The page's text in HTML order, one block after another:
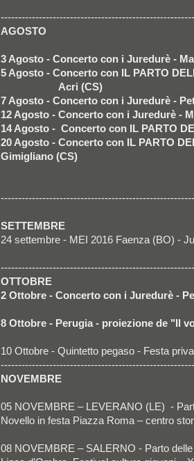
AGOSTO
3 Agosto - Concerto con i Juredurè -
5 Agosto - Concerto con IL PARTO
Acri (CS)
7 Agosto - Concerto con i Juredurè -
12 Agosto - Concerto con i Juredurè -
14 Agosto - Concerto con IL PARTO
20 Agosto -Concerto con IL PARTO
Gimigliano (CS)
SETTEMBRE
24 settembre - MEI 2016 Faenza (BO) -
OTTOBRE
2 Ottobre - Concerto con i Juredurè -
8 Ottobre - Perugia - proiezione de "Il
10 Ottobre - Quintetto pegaso - Festa
NOVEMBRE
05 NOVEMBRE – LEVERANO (LE) -
Novello in festa Piazza Roma – centro
08 NOVEMBRE – SALERNO - Parto